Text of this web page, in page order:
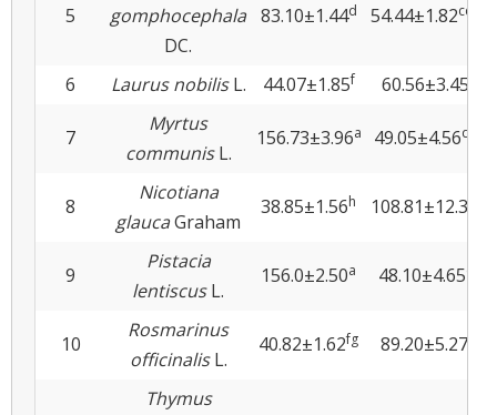
5
gomphocephala
DC.
83.10±1.44d 54.44±1.82cdef
6 Laurus nobilisL. 44.07±1.85f 60.56±3.45
7
Myrtus
communisL.
156.73±3.96a 49.05±4.56def
8
Nicotiana
glaucaGraham
38.85±1.56h 108.81±12.38
9
Pistacia
lentiscusL.
156.0±2.50a 48.10±4.65
10
Rosmarinus
officinalisL.
40.82±1.62fg 89.20±5.27
Thymus